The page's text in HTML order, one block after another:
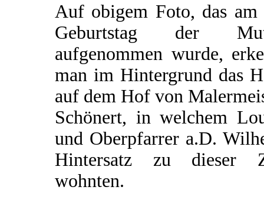
Auf obigem Foto, das am
Geburtstag der
aufgenommen wurde,
man im Hintergrund das
auf dem Hof von
Schönert, in welchem
und Oberpfarrer a.D.
Hintersatz zu dieser
wohnten.